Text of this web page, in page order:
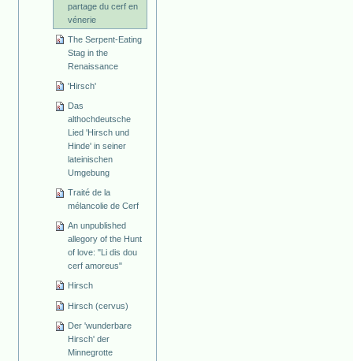
partage du cerf en
vénerie
The Serpent-Eating
Stag in the
Renaissance
'Hirsch'
Das
althochdeutsche
Lied 'Hirsch und
Hinde' in seiner
lateinischen
Umgebung
Traité de la
mélancolie de Cerf
An unpublished
allegory of the Hunt
of love: "Li dis dou
cerf amoreus"
Hirsch
Hirsch (cervus)
Der 'wunderbare
Hirsch' der
Minnegrotte